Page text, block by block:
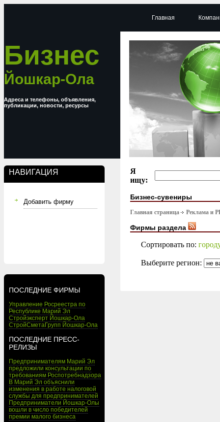
Бизнес
Йошкар-Ола
Адреса и телефоны, объявления,
публикации, новости, ресурсы
НАВИГАЦИЯ
Добавить фирму
ПОСЛЕДНИЕ ФИРМЫ
Управление Росреестра по
Республике Марий Эл
Стройэксперт Йошкар-Ола
СтройСметаГрупп Йошкар-Ола
ПОСЛЕДНИЕ ПРЕСС-
РЕЛИЗЫ
Предпринимателям Марий Эл
предложили консультации по
требованиям Роспотребнадзора
В Марий Эл объяснили
изменения в работе налоговой
службы для предпринимателей
Предприниматели Йошкар-Олы
вошли в число победителей
премии малого бизнеса
Главная
Я
ищу:
Бизнес-сувениры
Главная страница Реклама и
Фирмы раздела
Сортировать по:
Выберите регион: